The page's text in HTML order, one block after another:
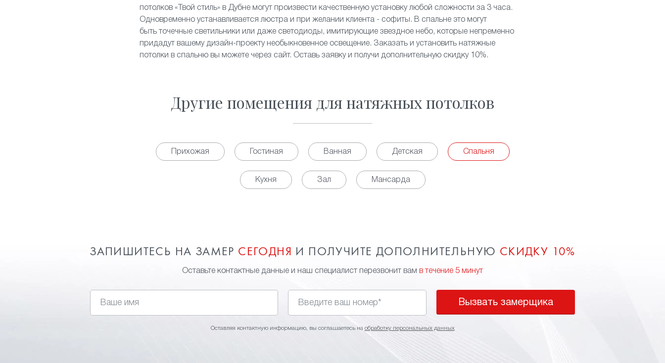
потолков «Твой стиль» в Дубне могут произвести качественную установку любой сложности за 3 часа.
Одновременно устанавливается люстра и при желании клиента - софиты. В спальне это могут
быть точечные светильники или даже светодиоды, имитирующие звездное небо, которые непременно
придадут вашему дизайн-проекту необыкновенное освещение. Заказать и установить натяжные
потолки в спальню вы можете через сайт. Оставь заявку и получи дополнительную скидку 10%.
Другие помещения для натяжных потолков
Прихожая Гостиная Ванная Детская Спальня
Кухня Зал Мансарда
ЗАПИШИТЕСЬ НА ЗАМЕР СЕГОДНЯ И ПОЛУЧИТЕ ДОПОЛНИТЕЛЬНУЮ СКИДКУ 10%
Оставьте контактные данные и наш специалист перезвонит вам в течение 5 минут
Вызвать замерщика
Оставляя контактную информацию, вы соглашаетесь на обработку персональных данных